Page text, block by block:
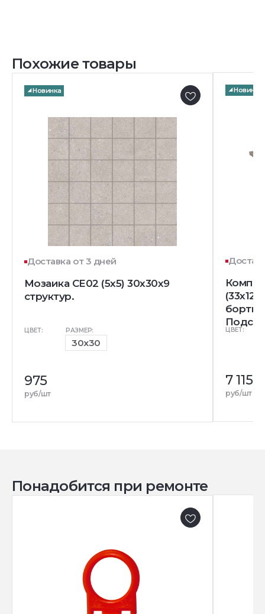
Похожие товары
Новинка
Доставка от 3 дней
Мозаика CE02 (5x5) 30x30x9
структур.
ЦВЕТ: РАЗМЕР:
30x30
975
руб/шт
Новинка
ЦВЕТ:
7 115
руб/шт
Понадобится при ремонте